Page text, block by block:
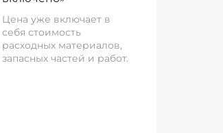
Цена уже включает в
себя стоимость
расходных материалов,
запасных частей и работ.